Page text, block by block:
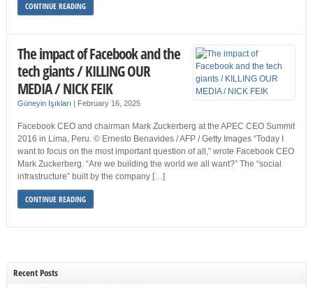
CONTINUE READING
The impact of Facebook and the
tech giants / KILLING OUR
MEDIA / NICK FEIK
Güneyin Işıkları | February 16, 2025
Facebook CEO and chairman Mark Zuckerberg at the APEC CEO Summit
2016 in Lima, Peru. © Ernesto Benavides / AFP / Getty Images “Today I
want to focus on the most important question of all,” wrote Facebook CEO
Mark Zuckerberg. “Are we building the world we all want?” The “social
infrastructure” built by the company […]
CONTINUE READING
Recent Posts